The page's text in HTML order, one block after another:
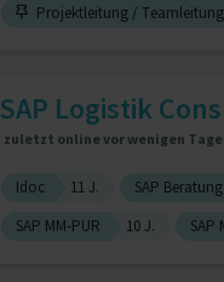
Projektleitung /
SAP Logistik
zuletzt online vor wenigen
Idoc 11 J. SAP
SAP MM-PUR
10 J. SAP